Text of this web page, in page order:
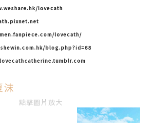
lovecath
lovecath/
blog.php?id=68
點擊圖片放大